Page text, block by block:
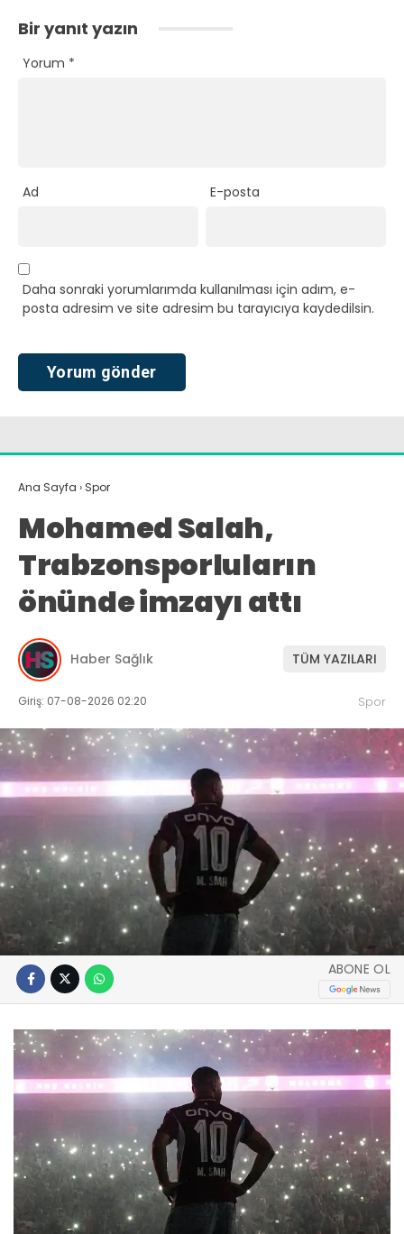
Bir yanıt yazın
Yorum *
Ad E-posta
Daha sonraki yorumlarımda kullanılması için adım, e-
posta adresim ve site adresim bu tarayıcıya kaydedilsin.
Ana Sayfa › Spor
Mohamed Salah,
Trabzonsporluların
önünde imzayı attı
Haber Sağlık TÜM YAZILARI
Giriş: 07-08-2026 02:20 Spor
ABONE OL